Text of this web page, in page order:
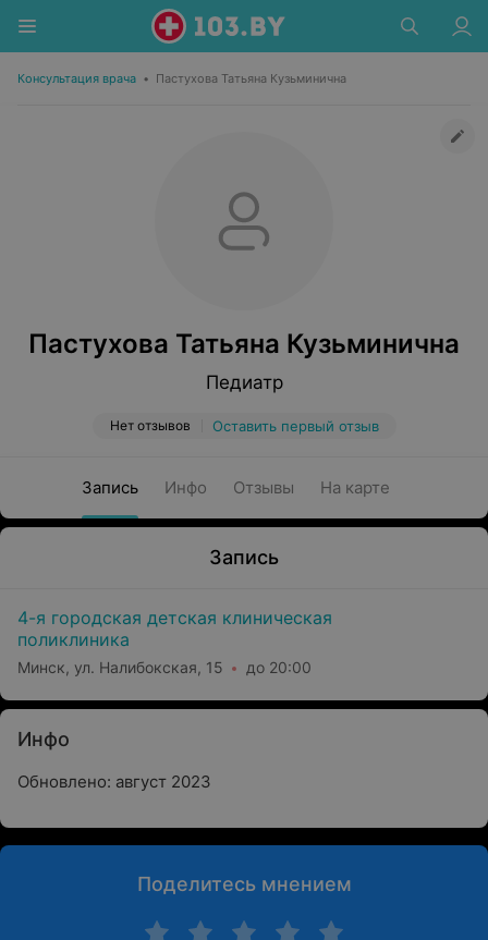
Консультация врача • Пастухова Татьяна Кузьминична
Пастухова Татьяна Кузьминична
Педиатр
Нет отзывов Оставить первый отзыв
Запись Инфо Отзывы На карте
Запись
4-я городская детская клиническая
поликлиника
Минск, ул. Налибокская, 15 до 20:00
Инфо
Обновлено: август 2023
Поделитесь мнением